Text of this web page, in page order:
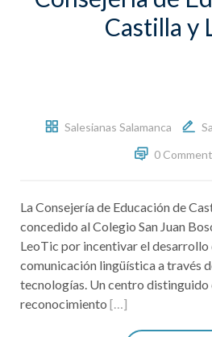
Castilla y
Salesianas Salamanca
0
La Consejería de Educación de
concedido al Colegio San Juan
LeoTic por incentivar el desarrollo
comunicación lingüística a través
tecnologías. Un centro distinguido
reconocimiento […]